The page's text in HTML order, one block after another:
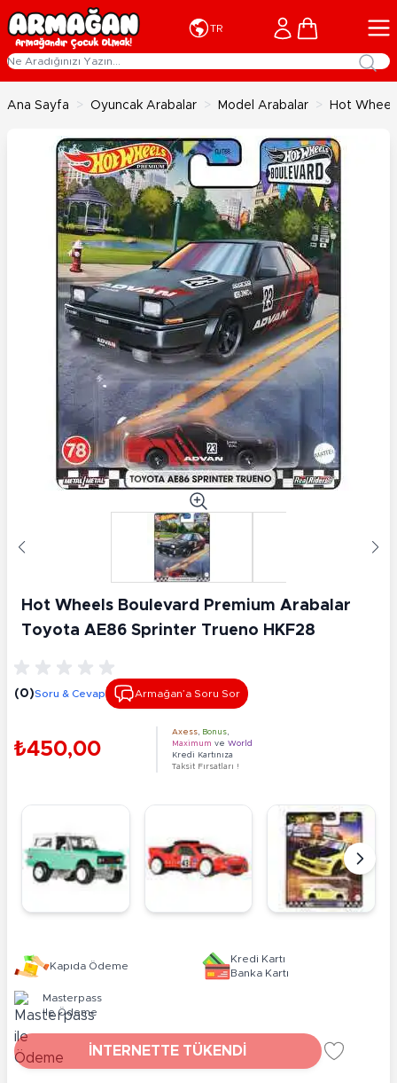
İçeriğe geç
TR Cart
Ana Sayfa > Oyuncak Arabalar > Model Arabalar > Hot
Hot Wheels Boulevard Premium Arabalar
Toyota AE86 Sprinter Trueno HKF28
(0)Soru & Cevap Armağan’a Soru Sor
₺450,00
Axess Bonus
Maximum ve World
Kredi Kartınıza
Taksit Fırsatları !
Kapıda Ödeme
Kredi Kartı
Banka Kartı
Masterpass
ile Ödeme
İNTERNETTE TÜKENDİ